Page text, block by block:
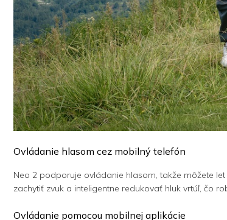
Ovládanie hlasom cez mobilný telefón
Neo 2 podporuje ovládanie hlasom, takže môžete
zachytiť zvuk a inteligentne redukovať hluk vrtúľ, čo
Ovládanie pomocou mobilnej aplikácie